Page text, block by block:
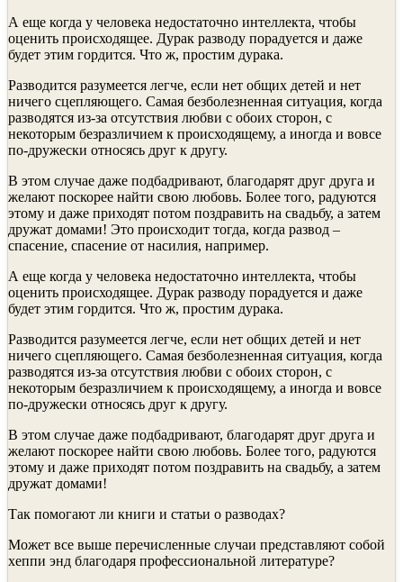
А еще когда у человека недостаточно интеллекта, чтобы
оценить происходящее. Дурак разводу порадуется и даже
будет этим гордится. Что ж, простим дурака.
Разводится разумеется легче, если нет общих детей и нет
ничего сцепляющего. Самая безболезненная ситуация, когда
разводятся из-за отсутствия любви с обоих сторон, с
некоторым безразличием к происходящему, а иногда и вовсе
по-дружески относясь друг к другу.
В этом случае даже подбадривают, благодарят друг друга и
желают поскорее найти свою любовь. Более того, радуются
этому и даже приходят потом поздравить на свадьбу, а затем
дружат домами! Это происходит тогда, когда развод –
спасение, спасение от насилия, например.
А еще когда у человека недостаточно интеллекта, чтобы
оценить происходящее. Дурак разводу порадуется и даже
будет этим гордится. Что ж, простим дурака.
Разводится разумеется легче, если нет общих детей и нет
ничего сцепляющего. Самая безболезненная ситуация, когда
разводятся из-за отсутствия любви с обоих сторон, с
некоторым безразличием к происходящему, а иногда и вовсе
по-дружески относясь друг к другу.
В этом случае даже подбадривают, благодарят друг друга и
желают поскорее найти свою любовь. Более того, радуются
этому и даже приходят потом поздравить на свадьбу, а затем
дружат домами!
Так помогают ли книги и статьи о разводах?
Может все выше перечисленные случаи представляют собой
хеппи энд благодаря профессиональной литературе?